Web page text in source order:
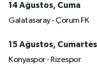
14 Ağustos, Cuma
Galatasaray - Çorum FK
15 Ağustos,
Konyaspor - Rizespor